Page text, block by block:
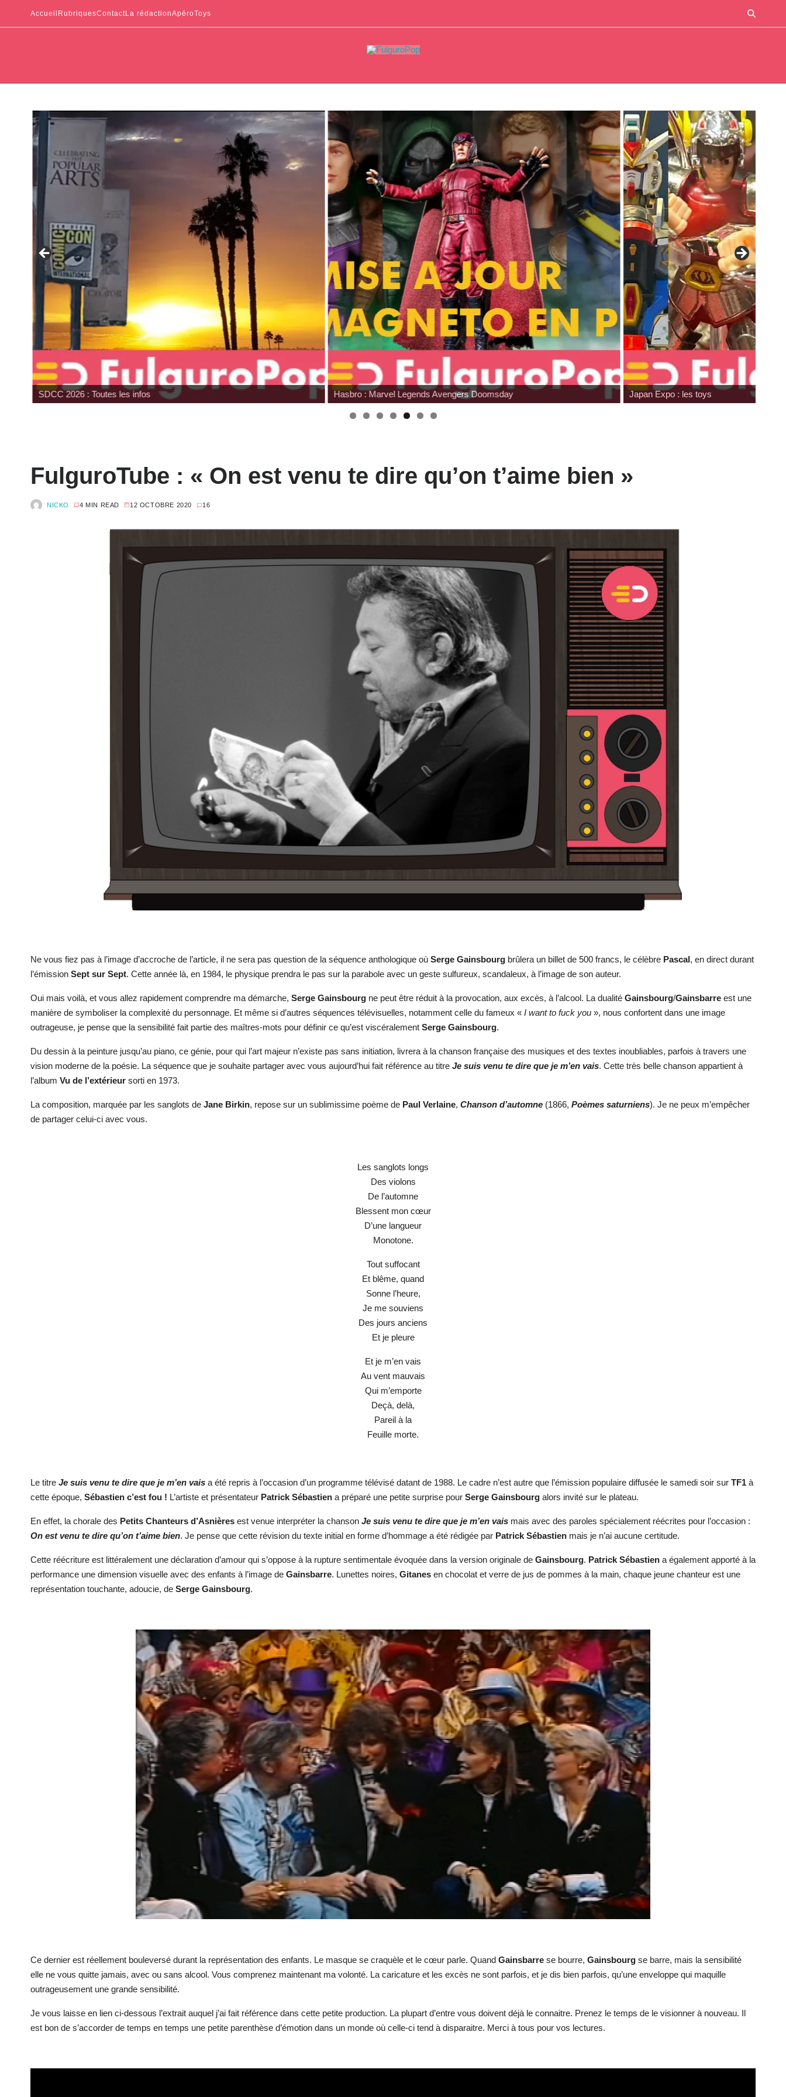
Accueil RubriquesContactLa rédactionApéroToys
SDCC 2026 : Toutes les infos Hasbro : Marvel Legends Avengers Doomsday Japan Expo : les toys
FulguroTube : « On est venu te dire qu’on t’aime bien »
NICKO 4 MIN READ 12 OCTOBRE 2020 16
Ne vous fiez pas à l’image d’accroche de l’article, il ne sera pas question de la séquence anthologique où Serge Gainsbourg brûlera un billet de 500 francs, le célèbre Pascal, en direct durant
l’émission Sept sur Sept. Cette année là, en 1984, le physique prendra le pas sur la parabole avec un geste sulfureux, scandaleux, à l’image de son auteur.
Oui mais voilà, et vous allez rapidement comprendre ma démarche, Serge Gainsbourg ne peut être réduit à la provocation, aux excès, à l’alcool. La dualité Gainsbourg/Gainsbarre est une
manière de symboliser la complexité du personnage. Et même si d’autres séquences télévisuelles, notamment celle du fameux « I want to fuck you », nous confortent dans une image
outrageuse, je pense que la sensibilité fait partie des maîtres-mots pour définir ce qu’est viscéralement Serge Gainsbourg.
Du dessin à la peinture jusqu’au piano, ce génie, pour qui l’art majeur n’existe pas sans initiation, livrera à la chanson française des musiques et des textes inoubliables, parfois à travers une
vision moderne de la poésie. La séquence que je souhaite partager avec vous aujourd’hui fait référence au titre Je suis venu te dire que je m’en vais. Cette très belle chanson appartient à
l’album Vu de l’extérieur sorti en 1973.
La composition, marquée par les sanglots de Jane Birkin, repose sur un sublimissime poème de Paul Verlaine, Chanson d’automne (1866, Poèmes saturniens). Je ne peux m’empêcher
de partager celui-ci avec vous.
Les sanglots longs
Des violons
De l’automne
Blessent mon cœur
D’une langueur
Monotone.
Tout suffocant
Et blême, quand
Sonne l’heure,
Je me souviens
Des jours anciens
Et je pleure
Et je m’en vais
Au vent mauvais
Qui m’emporte
Deçà, delà,
Pareil à la
Feuille morte.
Le titre Je suis venu te dire que je m’en vais a été repris à l’occasion d’un programme télévisé datant de 1988. Le cadre n’est autre que l’émission populaire diffusée le samedi soir sur TF1 à
cette époque, Sébastien c’est fou ! L’artiste et présentateur Patrick Sébastien a préparé une petite surprise pour Serge Gainsbourg alors invité sur le plateau.
En effet, la chorale des Petits Chanteurs d’Asnières est venue interpréter la chanson Je suis venu te dire que je m’en vais mais avec des paroles spécialement réécrites pour l’occasion :
On est venu te dire qu’on t’aime bien. Je pense que cette révision du texte initial en forme d’hommage a été rédigée par Patrick Sébastien mais je n’ai aucune certitude.
Cette réécriture est littéralement une déclaration d’amour qui s’oppose à la rupture sentimentale évoquée dans la version originale de Gainsbourg. Patrick Sébastien a également apporté à la
performance une dimension visuelle avec des enfants à l’image de Gainsbarre. Lunettes noires, Gitanes en chocolat et verre de jus de pommes à la main, chaque jeune chanteur est une
représentation touchante, adoucie, de Serge Gainsbourg.
Ce dernier est réellement bouleversé durant la représentation des enfants. Le masque se craquèle et le cœur parle. Quand Gainsbarre se bourre, Gainsbourg se barre, mais la sensibilité
elle ne vous quitte jamais, avec ou sans alcool. Vous comprenez maintenant ma volonté. La caricature et les excès ne sont parfois, et je dis bien parfois, qu’une enveloppe qui maquille
outrageusement une grande sensibilité.
Je vous laisse en lien ci-dessous l’extrait auquel j’ai fait référence dans cette petite production. La plupart d’entre vous doivent déjà le connaitre. Prenez le temps de le visionner à nouveau. Il
est bon de s’accorder de temps en temps une petite parenthèse d’émotion dans un monde où celle-ci tend à disparaitre. Merci à tous pour vos lectures.